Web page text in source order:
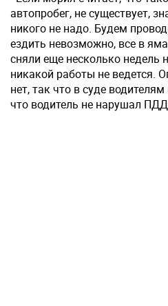
автопробег, не существует,
никого не надо. Будем
ездить невозможно, все в
сняли еще несколько недель
никакой работы не ведется.
нет, так что в суде
что водитель не нарушал